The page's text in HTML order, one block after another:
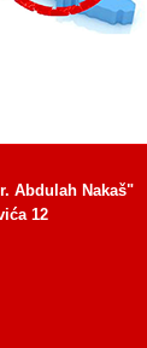
Abdulah Nakaš"
12